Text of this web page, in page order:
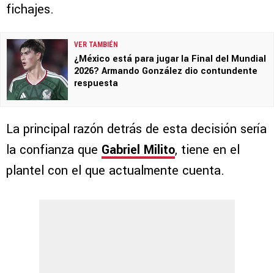
fichajes.
VER TAMBIÉN
¿México está para jugar la Final del Mundial
2026? Armando González dio contundente
respuesta
La principal razón detrás de esta decisión sería
la confianza que Gabriel Milito, tiene en el
plantel con el que actualmente cuenta.